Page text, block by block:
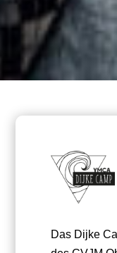
Das Dijke